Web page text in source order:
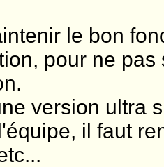
le bon
pour ne
version ultra
il faut